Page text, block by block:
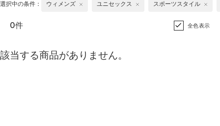
選択中の条件： ウィメンズ ユニセックス スポーツスタイル
0件 全色表示
該当する商品がありません。